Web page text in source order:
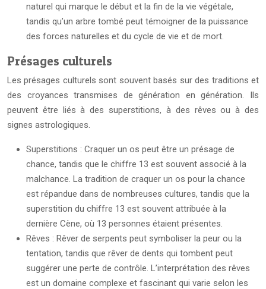
naturel qui marque le début et la fin de la vie végétale,
tandis qu’un arbre tombé peut témoigner de la puissance
des forces naturelles et du cycle de vie et de mort.
Présages culturels
Les présages culturels sont souvent basés sur des traditions et
des croyances transmises de génération en génération. Ils
peuvent être liés à des superstitions, à des rêves ou à des
signes astrologiques.
Superstitions : Craquer un os peut être un présage de
chance, tandis que le chiffre 13 est souvent associé à la
malchance. La tradition de craquer un os pour la chance
est répandue dans de nombreuses cultures, tandis que la
superstition du chiffre 13 est souvent attribuée à la
dernière Cène, où 13 personnes étaient présentes.
Rêves : Rêver de serpents peut symboliser la peur ou la
tentation, tandis que rêver de dents qui tombent peut
suggérer une perte de contrôle. L’interprétation des rêves
est un domaine complexe et fascinant qui varie selon les